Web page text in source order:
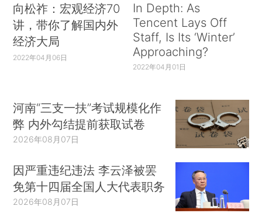
向松祚：宏观经济70
讲，带你了解国内外
经济大局
2022年04月06日
In Depth: As
Tencent Lays Off
Staff, Is Its ‘Winter’
Approaching?
2022年04月01日
河南“三支一扶”考试规模化作
弊 内外勾结提前获取试卷
2026年08月07日
因严重违纪违法 李云泽被罢
免第十四届全国人大代表职务
2026年08月07日